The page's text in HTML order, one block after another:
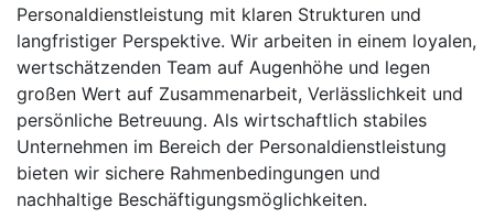
Personaldienstleistung mit klaren Strukturen und
langfristiger Perspektive. Wir arbeiten in einem loyalen,
wertschätzenden Team auf Augenhöhe und legen
großen Wert auf Zusammenarbeit, Verlässlichkeit und
persönliche Betreuung. Als wirtschaftlich stabiles
Unternehmen im Bereich der Personaldienstleistung
bieten wir sichere Rahmenbedingungen und
nachhaltige Beschäftigungsmöglichkeiten.